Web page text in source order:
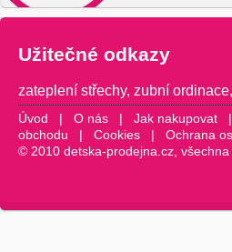
Užitečné odkazy
zateplení střechy, zubní ordinace,
Úvod | O nás | Jak nakupovat
obchodu | Cookies | Ochrana
© 2010 detska-prodejna.cz,